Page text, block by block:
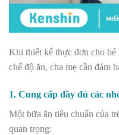
Khi thiết kế thực đơn cho
chế độ ăn, cha mẹ cần đảm
1. Cung cấp đầy đủ các
Một bữa ăn tiêu chuẩn của
quan trọng: